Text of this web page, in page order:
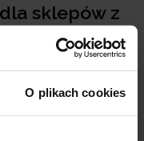
O plikach cookies
sklepów z
pozycjonowaniu
W ramach